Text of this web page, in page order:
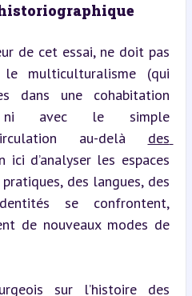
de cet essai, ne doit pas
multiculturalisme (qui
dans une cohabitation
ni avec le simple
au-delà des
ici d’analyser les espaces
des langues, des
se confrontent,
de nouveaux modes de
sur l’histoire des